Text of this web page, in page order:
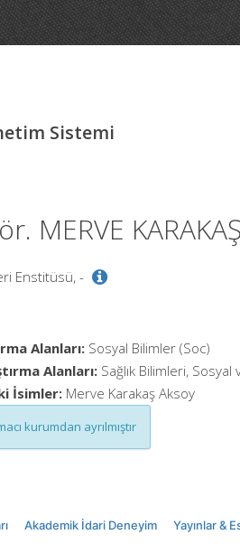
Sistemi
MERVE
Enstitüsü, -
Alanları: Sosyal Bilimler (Soc)
Alanları: Sağlık Bilimleri,
İsimler: Merve Karakaş Aksoy
kurumdan ayrılmıştır
Akademik İdari Deneyim Yayınlar &